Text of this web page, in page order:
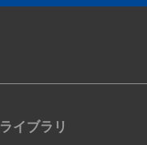
ライブラリ